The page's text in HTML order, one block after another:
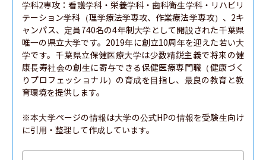
学科2専攻：看護学科・栄養学科・歯科衛生学科・リハビリ
テーション学科（理学療法学専攻、作業療法学専攻）、2キ
ャンパス、定員740名の4年制大学として開設された千葉県
唯一の県立大学です。2019年に創立10周年を迎えた若い大
学です。千葉県立保健医療大学は少数精鋭主義で将来の健
康長寿社会の創生に寄与できる保健医療専門職（健康づく
りプロフェッショナル）の育成を目指し、最良の教育と教
育環境を提供します。
※本大学ページの情報は大学の公式HPの情報を受験生向け
に引用・整理して作成しています。